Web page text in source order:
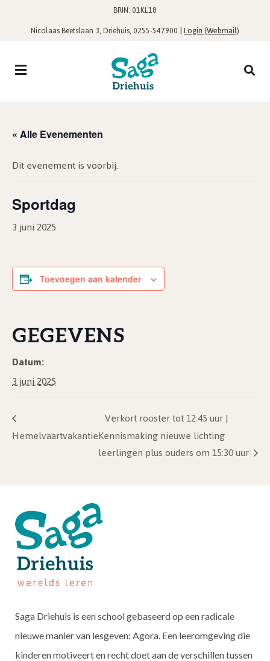
BRIN: 01KL18
Nicolaas Beetslaan 3, Driehuis, 0255-547900 |Login (Webmail)
« Alle Evenementen
Dit evenement is voorbij.
Sportdag
3 juni 2025
Toevoegen aan kalender
GEGEVENS
Datum:
3 juni 2025
Hemelvaartvakantie
Verkort rooster tot 12:45 uur |
Kennismaking nieuwe lichting
leerlingen plus ouders om 15:30 uur
Saga Driehuis is een school gebaseerd op een radicale
nieuwe manier van lesgeven: Agora. Een leeromgeving die
kinderen motiveert en recht doet aan de verschillen tussen